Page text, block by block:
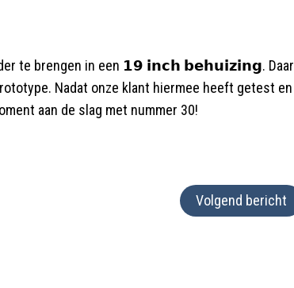
te brengen in een 𝟭𝟵 𝗶𝗻𝗰𝗵 𝗯𝗲𝗵𝘂𝗶𝘇𝗶𝗻𝗴. Daar
Nadat onze klant hiermee heeft getest en
aan de slag met nummer 30!
Volgend bericht